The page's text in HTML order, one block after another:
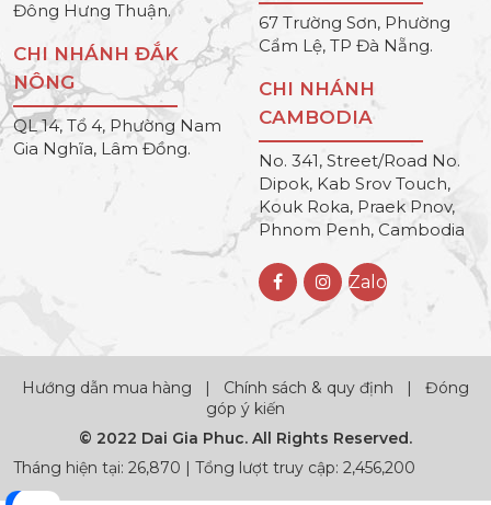
Đông Hưng Thuận.
CHI NHÁNH ĐẮK
NÔNG
QL 14, Tổ 4, Phường Nam
Gia Nghĩa, Lâm Đồng.
67 Trường Sơn, Phường
Cẩm Lệ, TP Đà Nẵng.
CHI NHÁNH
CAMBODIA
No. 341, Street/Road No.
Dipok, Kab Srov Touch,
Kouk Roka, Praek Pnov,
Phnom Penh, Cambodia
Zalo
Hướng dẫn mua hàng | Chính sách & quy định | Đóng
góp ý kiến
© 2022 Dai Gia Phuc. All Rights Reserved.
Tháng hiện tại: 26,870 | Tổng lượt truy cập: 2,456,200